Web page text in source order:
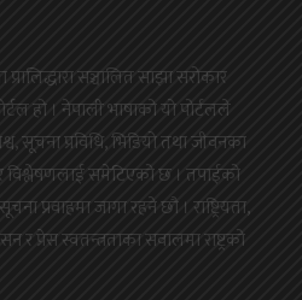
सञ्चालित साझा सरोकार
हो । नेपाली भाषाको यो पोर्टलले
सूचना प्रविधि, भिडियो तथा जीवनका
विश्लेषणलाई समेटिएको छ । तपाईको
प्रवाहमा जागा रहने छौ । राष्ट्रियता,
प्रेस स्वतन्त्रताका सवालमा राष्ट्रको